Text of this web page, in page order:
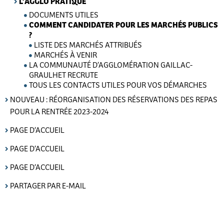
DOCUMENTS UTILES
COMMENT CANDIDATER POUR LES MARCHÉS PUBLICS
?
LISTE DES MARCHÉS ATTRIBUÉS
MARCHÉS À VENIR
LA COMMUNAUTÉ D’AGGLOMÉRATION GAILLAC-
GRAULHET RECRUTE
TOUS LES CONTACTS UTILES POUR VOS DÉMARCHES
NOUVEAU : RÉORGANISATION DES RÉSERVATIONS DES REPAS
POUR LA RENTRÉE 2023-2024
PAGE D’ACCUEIL
PAGE D’ACCUEIL
PAGE D’ACCUEIL
PARTAGER PAR E-MAIL